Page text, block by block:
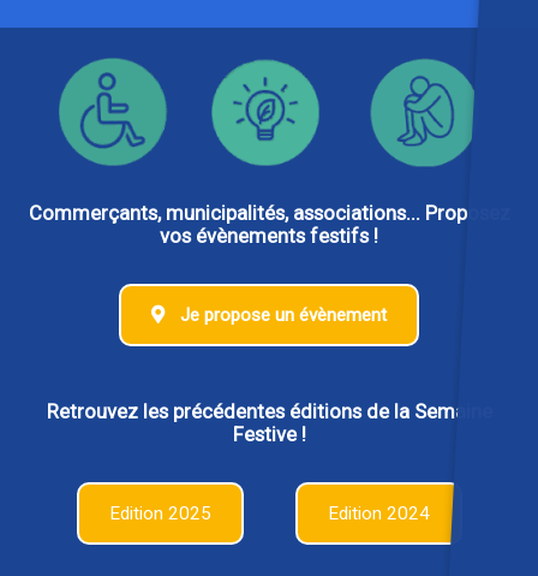
Commerçants, municipalités, associations... Proposez
vos évènements festifs !
Je propose un évènement
Retrouvez les précédentes éditions de la Semaine
Festive !
Edition 2025 Edition 2024